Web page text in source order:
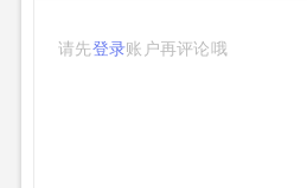
请先登录账户再评论哦